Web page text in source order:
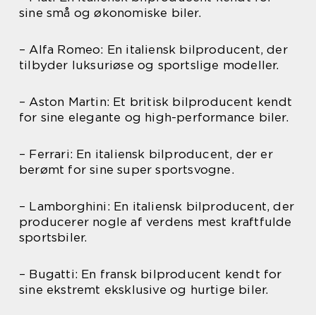
sine små og økonomiske biler.
– Alfa Romeo: En italiensk bilproducent, der
tilbyder luksuriøse og sportslige modeller.
– Aston Martin: Et britisk bilproducent kendt
for sine elegante og high-performance biler.
– Ferrari: En italiensk bilproducent, der er
berømt for sine super sportsvogne.
– Lamborghini: En italiensk bilproducent, der
producerer nogle af verdens mest kraftfulde
sportsbiler.
– Bugatti: En fransk bilproducent kendt for
sine ekstremt eksklusive og hurtige biler.